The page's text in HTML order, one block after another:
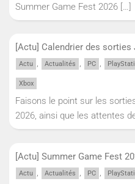
Summer Game Fest 2026 […]
[Actu] Calendrier des
Actu , Actualités , PC ,
Xbox
Faisons le point sur les
2026, ainsi que les attentes
[Actu] Summer Game Fest
Actu , Actualités , PC ,